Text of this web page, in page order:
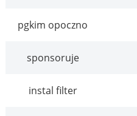
pgkim opoczno
sponsoruje
instal filter